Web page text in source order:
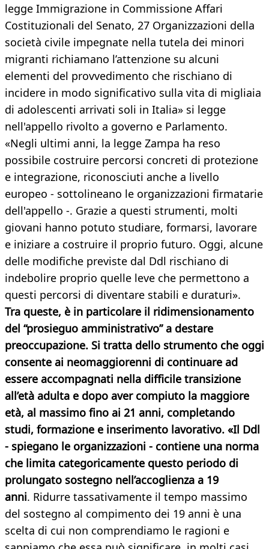
legge Immigrazione in Commissione Affari
Costituzionali del Senato, 27 Organizzazioni della
società civile impegnate nella tutela dei minori
migranti richiamano l’attenzione su alcuni
elementi del provvedimento che rischiano di
incidere in modo significativo sulla vita di migliaia
di adolescenti arrivati soli in Italia» si legge
nell'appello rivolto a governo e Parlamento.
«Negli ultimi anni, la legge Zampa ha reso
possibile costruire percorsi concreti di protezione
e integrazione, riconosciuti anche a livello
europeo - sottolineano le organizzazioni firmatarie
dell'appello -. Grazie a questi strumenti, molti
giovani hanno potuto studiare, formarsi, lavorare
e iniziare a costruire il proprio futuro. Oggi, alcune
delle modifiche previste dal Ddl rischiano di
indebolire proprio quelle leve che permettono a
questi percorsi di diventare stabili e duraturi».
Tra queste, è in particolare il ridimensionamento
del “prosieguo amministrativo” a destare
preoccupazione. Si tratta dello strumento che oggi
consente ai neomaggiorenni di continuare ad
essere accompagnati nella difficile transizione
all’età adulta e dopo aver compiuto la maggiore
età, al massimo fino ai 21 anni, completando
studi, formazione e inserimento lavorativo. «Il Ddl
- spiegano le organizzazioni - contiene una norma
che limita categoricamente questo periodo di
prolungato sostegno nell’accoglienza a 19
anni. Ridurre tassativamente il tempo massimo
del sostegno al compimento dei 19 anni è una
scelta di cui non comprendiamo le ragioni e